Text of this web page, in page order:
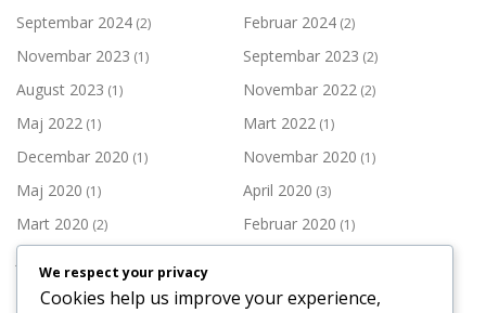
Septembar 2024 (2) Februar 2024 (2)
Novembar 2023 (1) Septembar 2023 (2)
August 2023 (1) Novembar 2022 (2)
Maj 2022 (1) Mart 2022 (1)
Decembar 2020 (1) Novembar 2020 (1)
Maj 2020 (1) April 2020 (3)
Mart 2020 (2) Februar 2020 (1)
Novembar 2019(2) Oktobar 2019(1)
We respect your privacy
Cookies help us improve your experience,